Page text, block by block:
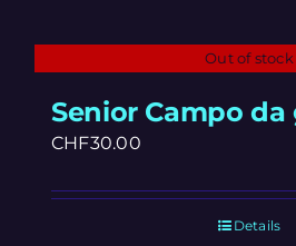
Out of stock
Senior Campo da
CHF30.00
Details